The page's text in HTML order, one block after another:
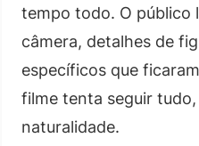
tempo todo. O público
câmera, detalhes de
específicos que
filme tenta seguir
naturalidade.